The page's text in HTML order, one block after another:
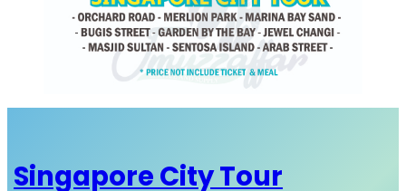
Singapore City Tour